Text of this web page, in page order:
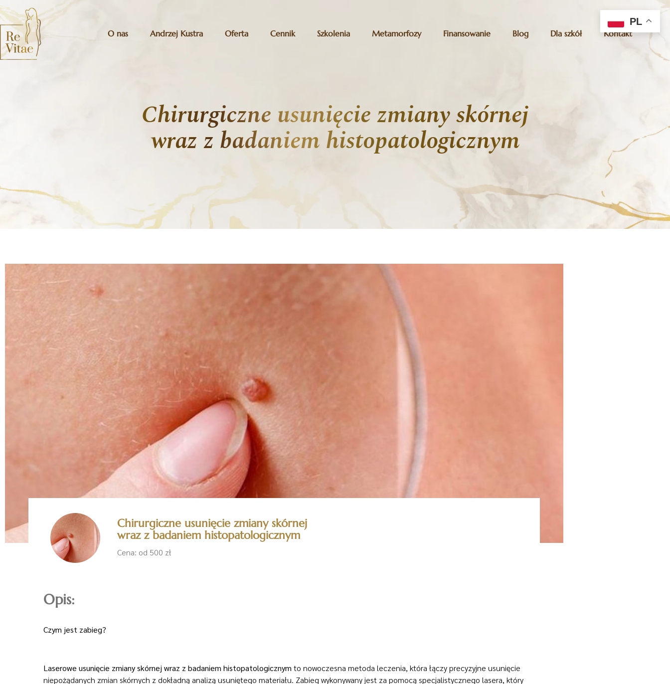
O nas Andrzej Kustra Oferta Cennik Szkolenia Metamorfozy Finansowanie Blog Dla szkół Kontakt
Chirurgiczne usunięcie zmiany skórnej
wraz z badaniem histopatologicznym
Chirurgiczne usunięcie zmiany skórnej
wraz z badaniem histopatologicznym
Cena: od 500 zł
Opis:
Czym jest zabieg?
Laserowe usunięcie zmiany skórnej wraz z badaniem histopatologicznym to nowoczesna metoda leczenia, która łączy precyzyjne usunięcie
niepożądanych zmian skórnych z dokładną analizą usuniętego materiału. Zabieg wykonywany jest za pomocą specjalistycznego lasera, który
PL